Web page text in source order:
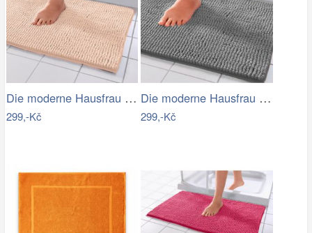
Die moderne Hausfrau Koupelnová…
299,-Kč
Die moderne Hausfrau Koupelnová…
299,-Kč